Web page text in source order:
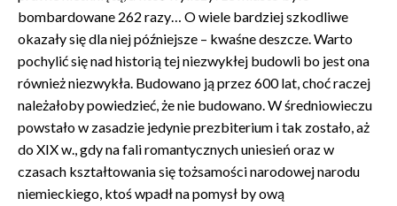
bombardowane 262 razy… O wiele bardziej szkodliwe
okazały się dla niej późniejsze – kwaśne deszcze. Warto
pochylić się nad historią tej niezwykłej budowli bo jest ona
również niezwykła. Budowano ją przez 600 lat, choć raczej
należałoby powiedzieć, że nie budowano. W średniowieczu
powstało w zasadzie jedynie prezbiterium i tak zostało, aż
do XIX w., gdy na fali romantycznych uniesień oraz w
czasach kształtowania się tożsamości narodowej narodu
niemieckiego, ktoś wpadł na pomysł by ową